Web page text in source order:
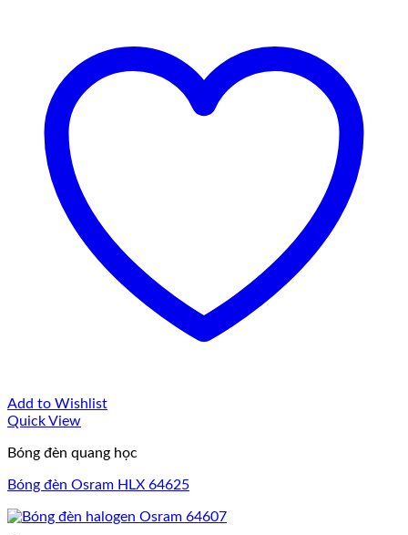
Add to Wishlist
Quick View
Bóng đèn quang học
Bóng đèn Osram HLX 64625